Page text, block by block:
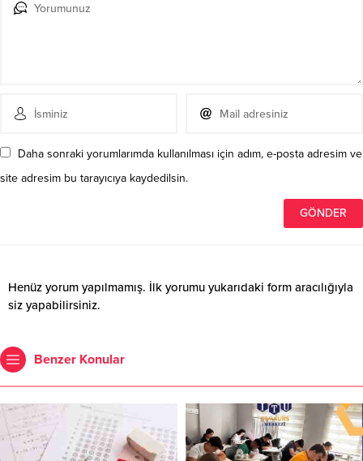
Daha sonraki yorumlarımda kullanılması için adım, e-posta adresim ve
site adresim bu tarayıcıya kaydedilsin.
Henüz yorum yapılmamış. İlk yorumu yukarıdaki form aracılığıyla
siz yapabilirsiniz.
Benzer Konular